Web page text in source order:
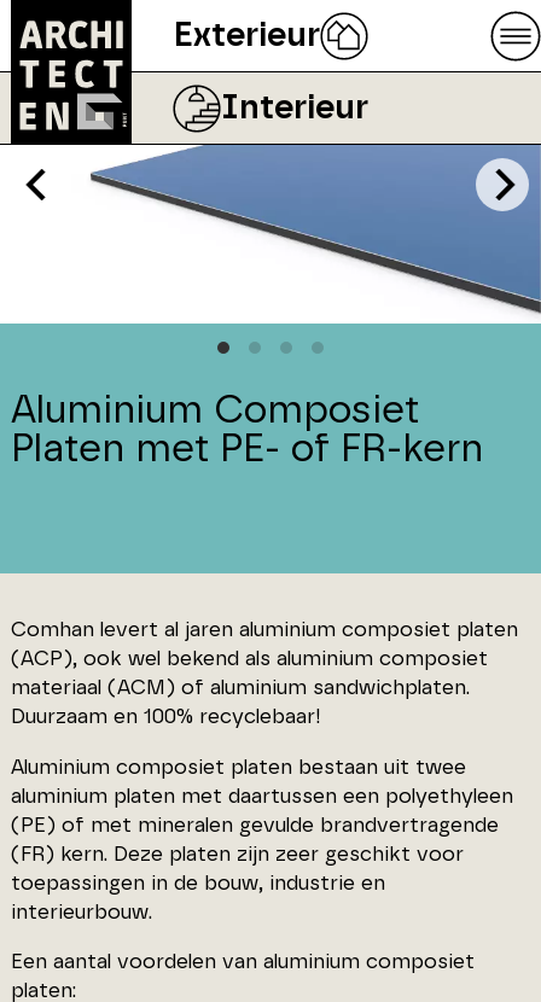
Exterieur
Interieur
Aluminium Composiet
Platen met PE- of FR-kern
Comhan levert al jaren aluminium composiet platen
(ACP), ook wel bekend als aluminium composiet
materiaal (ACM) of aluminium sandwichplaten.
Duurzaam en 100% recyclebaar!
Aluminium composiet platen bestaan uit twee
aluminium platen met daartussen een polyethyleen
(PE) of met mineralen gevulde brandvertragende
(FR) kern. Deze platen zijn zeer geschikt voor
toepassingen in de bouw, industrie en
interieurbouw.
Een aantal voordelen van aluminium composiet
platen: